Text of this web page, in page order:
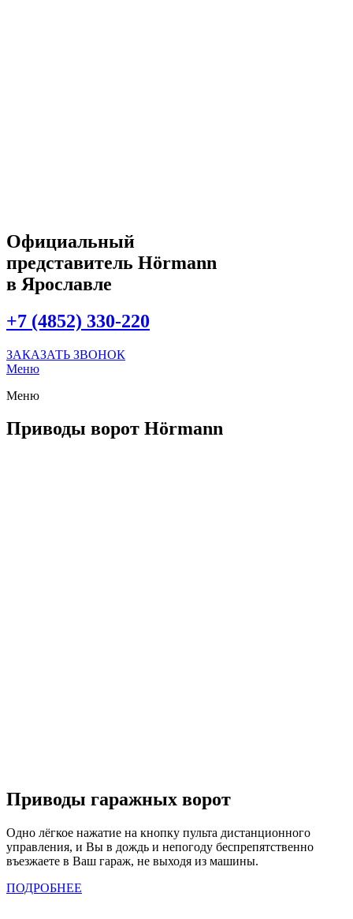
Официальный
представитель Hörmann
в Ярославле
+7 (4852) 330-220
ЗАКАЗАТЬ ЗВОНОК
Меню
Меню
Приводы ворот Hörmann
Приводы гаражных ворот
Одно лёгкое нажатие на кнопку пульта дистанционного
управления, и Вы в дождь и непогоду беспрепятственно
въезжаете в Ваш гараж, не выходя из машины.
ПОДРОБНЕЕ